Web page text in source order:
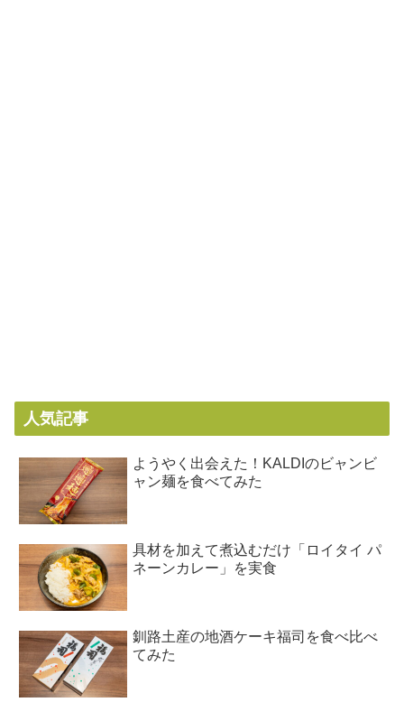
人気記事
ようやく出会えた！KALDIのビャンビ
ャン麺を食べてみた
具材を加えて煮込むだけ「ロイタイ パ
ネーンカレー」を実食
釧路土産の地酒ケーキ福司を食べ比べ
てみた